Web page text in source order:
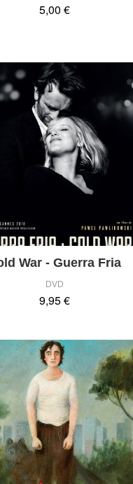
5,00 €
War - Guerra Fria
DVD
9,95 €